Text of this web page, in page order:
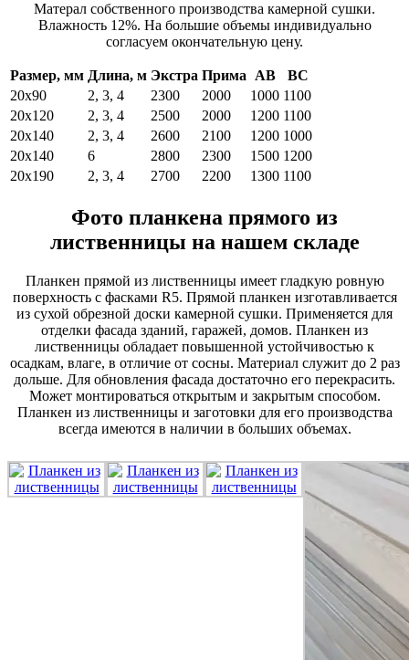
Матерал собственного производства камерной сушки.
Влажность 12%. На большие объемы индивидуально
согласуем окончательную цену.
Размер, мм Длина, м Экстра Прима АВ
ВС
20х90
2, 3, 4 2300 2000 1000 1100
20х120
2, 3, 4 2500 2000 1200 1100
20х140
2, 3, 4 2600 2100 1200 1000
20х140
6 2800 2300 1500 1200
20х190
2, 3, 4 2700 2200 1300 1100
Фото планкена прямого из
лиственницы на нашем складе
Планкен прямой из лиственницы имеет гладкую ровную
поверхность с фасками R5. Прямой планкен изготавливается
из сухой обрезной доски камерной сушки. Применяется для
отделки фасада зданий, гаражей, домов. Планкен из
лиственницы обладает повышенной устойчивостью к
осадкам, влаге, в отличие от сосны. Материал служит до 2 раз
дольше. Для обновления фасада достаточно его перекрасить.
Может монтироваться открытым и закрытым способом.
Планкен из лиственницы и заготовки для его производства
всегда имеются в наличии в больших объемах.